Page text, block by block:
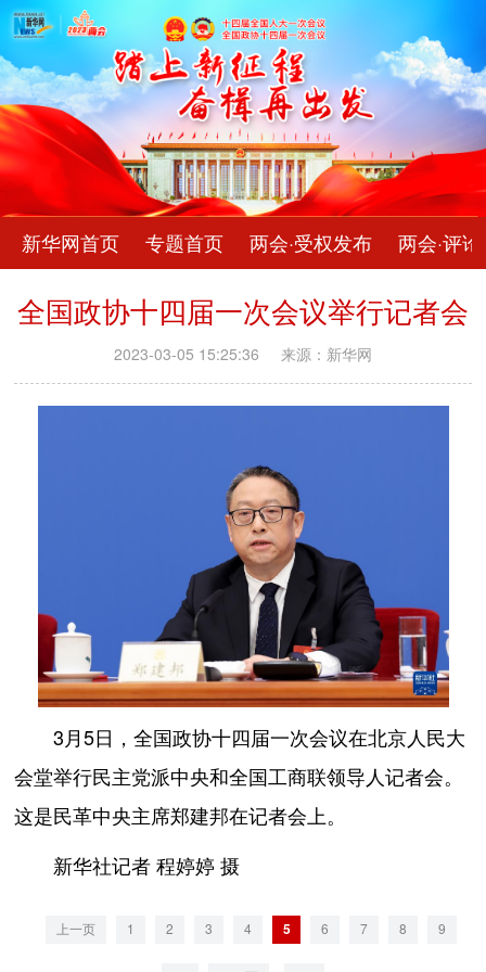
新华网首页 专题首页 两会·受权发布 两会·评论
全国政协十四届一次会议举行记者会
2023-03-05 15:25:36 来源：新华网
3月5日，全国政协十四届一次会议在北京人民大
会堂举行民主党派中央和全国工商联领导人记者会。
这是民革中央主席郑建邦在记者会上。
新华社记者 程婷婷 摄
上一页 1 2 3 4 5 6 7 8 9